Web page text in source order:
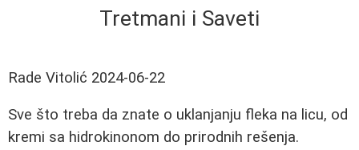
Tretmani i Saveti
Rade Vitolić 2024-06-22
Sve što treba da znate o uklanjanju fleka na licu, od
kremi sa hidrokinonom do prirodnih rešenja.